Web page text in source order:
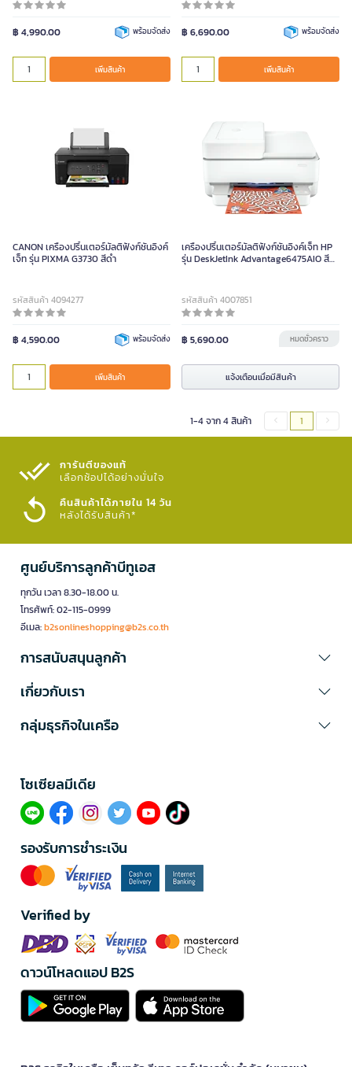
฿ 4,990.00 พร้อมจัดส่ง
เพิ่มสินค้า
฿ 6,690.00 พร้อมจัดส่ง
เพิ่มสินค้า
CANON เครื่องปริ้นเตอร์มัลติฟังก์ชั่นอิงค์
เจ็ท รุ่น PIXMA G3730 สีดำ
รหัสสินค้า 4094277
฿ 4,590.00 พร้อมจัดส่ง
เพิ่มสินค้า
เครื่องปริ้นเตอร์มัลติฟังก์ชั่นอิงค์เจ็ท HP
รุ่น DeskJetInk Advantage6475AIO สี
รหัสสินค้า 4007851
฿ 5,690.00 หมดชั่วคราว
แจ้งเตือนเมื่อมีสินค้า
1-4 จาก 4 สินค้า 1
การันตีของแท้
เลือกช้อปได้อย่างมั่นใจ​
คืนสินค้าได้ภายใน 14 วัน
หลังได้รับสินค้า*
ศูนย์บริการลูกค้าบีทูเอส
ทุกวัน เวลา 8.30-18.00 น.
โทรศัพท์: 02-115-0999
อีเมล:b2sonlineshopping@b2s.co.th
การสนับสนุนลูกค้า
เกี่ยวกับเรา
กลุ่มธุรกิจในเครือ
โซเซียลมีเดีย​
รองรับการชำระเงิน
Verified by
ดาวน์โหลดแอป B2S